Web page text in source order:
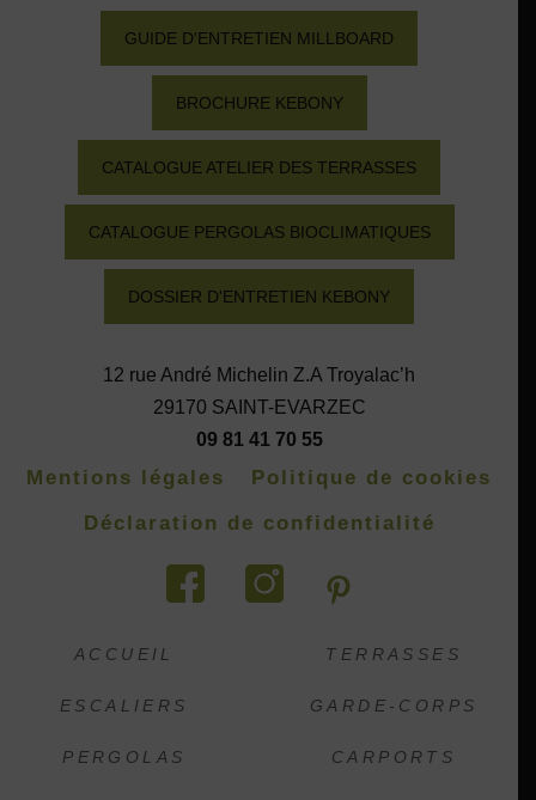
GUIDE D'ENTRETIEN MILLBOARD
BROCHURE KEBONY
CATALOGUE ATELIER DES TERRASSES
CATALOGUE PERGOLAS BIOCLIMATIQUES
DOSSIER D'ENTRETIEN KEBONY
12 rue André Michelin Z.A Troyalac’h
29170 SAINT-EVARZEC
09 81 41 70 55
Mentions légales
Politique de cookies
Déclaration de confidentialité
ACCUEIL TERRASSES
ESCALIERS GARDE-CORPS
PERGOLAS CARPORTS